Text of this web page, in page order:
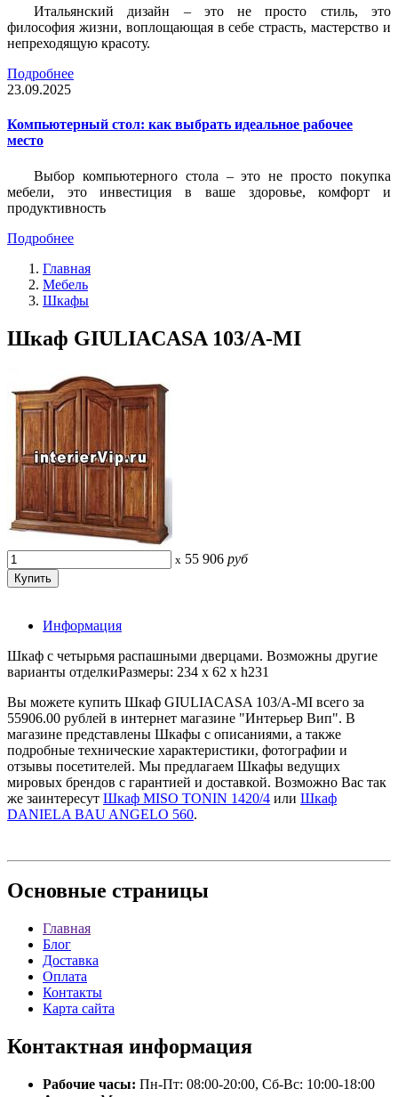
Итальянский дизайн – это не просто стиль, это
философия жизни, воплощающая в себе страсть, мастерство и
непреходящую красоту.
Подробнее
23.09.2025
Компьютерный стол: как выбрать идеальное рабочее
место
Выбор компьютерного стола – это не просто покупка
мебели, это инвестиция в ваше здоровье, комфорт и
продуктивность
Подробнее
Главная
Мебель
Шкафы
Шкаф GIULIACASA 103/A-MI
x 55 906 руб
Информация
Шкаф с четырьмя распашными дверцами. Возможны другие
варианты отделкиРазмеры: 234 x 62 x h231
Вы можете купить Шкаф GIULIACASA 103/A-MI всего за
55906.00 рублей в интернет магазине "Интерьер Вип". В
магазине представлены Шкафы с описаниями, а также
подробные технические характеристики, фотографии и
отзывы посетителей. Мы предлагаем Шкафы ведущих
мировых брендов с гарантией и доставкой. Возможно Вас так
же заинтересут Шкаф MISO TONIN 1420/4 или Шкаф
DANIELA BAU ANGELO 560.
Основные страницы
Главная
Блог
Доставка
Оплата
Контакты
Карта сайта
Контактная информация
Рабочие часы: Пн-Пт: 08:00-20:00, Сб-Вс: 10:00-18:00